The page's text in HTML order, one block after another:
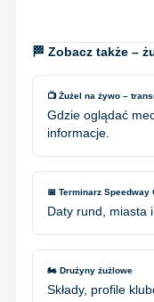
🏁 Zobacz także –
📺 Żużel na żywo –
Gdzie oglądać
informacje.
📅 Terminarz Speedway
Daty rund, miasta
🏍️ Drużyny żużlowe
Składy, profile